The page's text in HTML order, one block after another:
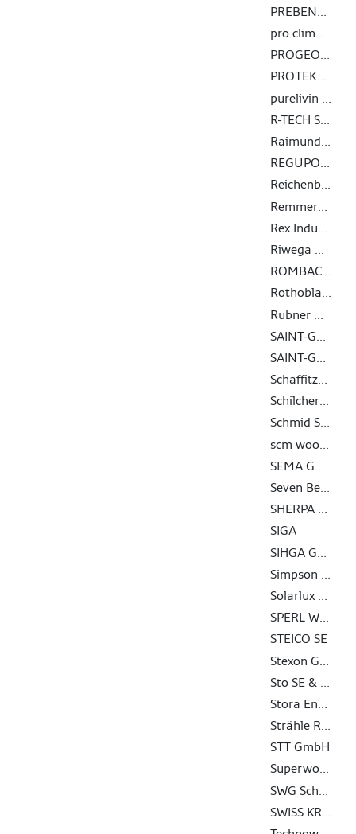
PREBENA Wilfried Bornemann GmbH & Co. KG
pro clima - MOLL bauökologische Produkte GmbH
PROGEO Monitoring GmbH & Co. KG
PROTEKTORWERK Florenz Maisch GmbH & Co.KG
purelivin GmbH
R-TECH Stahlbauges.m.b.H.
Raimund Beck KG, Wire-Staples-Company
REGUPOL BSW GmbH
Reichenbacher Hamuel GmbH
Remmers GmbH
Rex Industrie-Produkte Graf von Rex GmbH
Riwega GmbH
ROMBACH BAUHOLZ + ABBUND GMBH
Rothoblaas
Rubner Holding
SAINT-GOBAIN ISOVER G+H AG
SAINT-GOBAIN RIGIPS GMBH
Schaffitzel Holzindustrie GmbH + Co. KG
Schilcher Trading & Engineering GmbH
Schmid Schrauben Hainfeld GmbH
scm woodworking technology
SEMA GmbH
Seven Bel GmbH
SHERPA Connection Systems GmbH
SIGA
SIHGA GmbH
Simpson Strong-Tie GmbH
Solarlux GmbH
SPERL Werkzeugtechnik GmbH & Co. KG
STEICO SE
Stexon GmbH
Sto SE & Co. KGaA
Stora Enso Wood Products Oy Ltd
Strähle Raum-Systeme GmbH
STT GmbH
Superwood A/S
SWG Schraubenwerk Gaisbach GmbH
SWISS KRONO TEX GmbH & Co. KG